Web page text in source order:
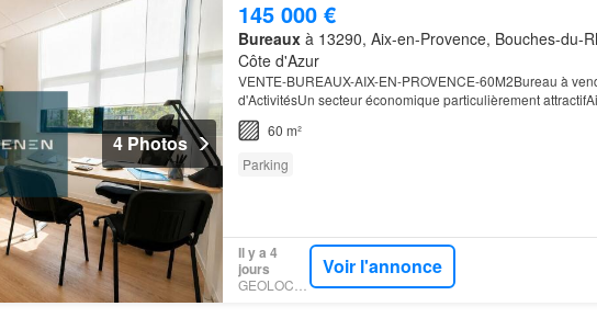
4 Photos
145 000 €
Bureauxà 13290, Aix-en-Provence, Bouches-du-
Côte d'Azur
VENTE-BUREAUX-AIX-EN-PROVENCE-60M2Bureau à
d'ActivitésUn secteur économique particulièrement
l'un des principaux marchés tertiaires de la région Sud…
60 m²
Parking
Il y a 4
jours
GEOLOCAUX
Voir l'annonce